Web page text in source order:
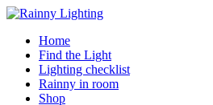
Skip
contentHome
Find the Light
Lighting checklist
Rainny in room
Shop